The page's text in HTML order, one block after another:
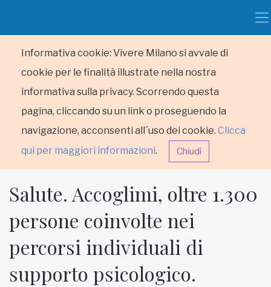
Informativa cookie: Vivere Milano si avvale di
cookie per le finalità illustrate nella nostra
informativa sulla privacy. Scorrendo questa
pagina, cliccando su un link o proseguendo la
navigazione, acconsenti all´uso dei cookie. Clicca
qui per maggiori informazioni. Chiudi
HOME
RUBRICHE
Salute. Accoglimi, oltre 1.300
persone coinvolte nei
percorsi individuali di
supporto psicologico.